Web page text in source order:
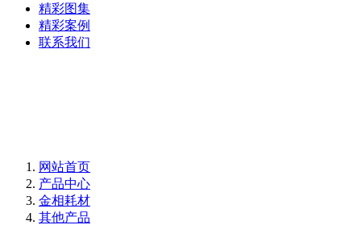
精彩图集
精彩案例
联系我们
网站首页
产品中心
金相耗材
其他产品